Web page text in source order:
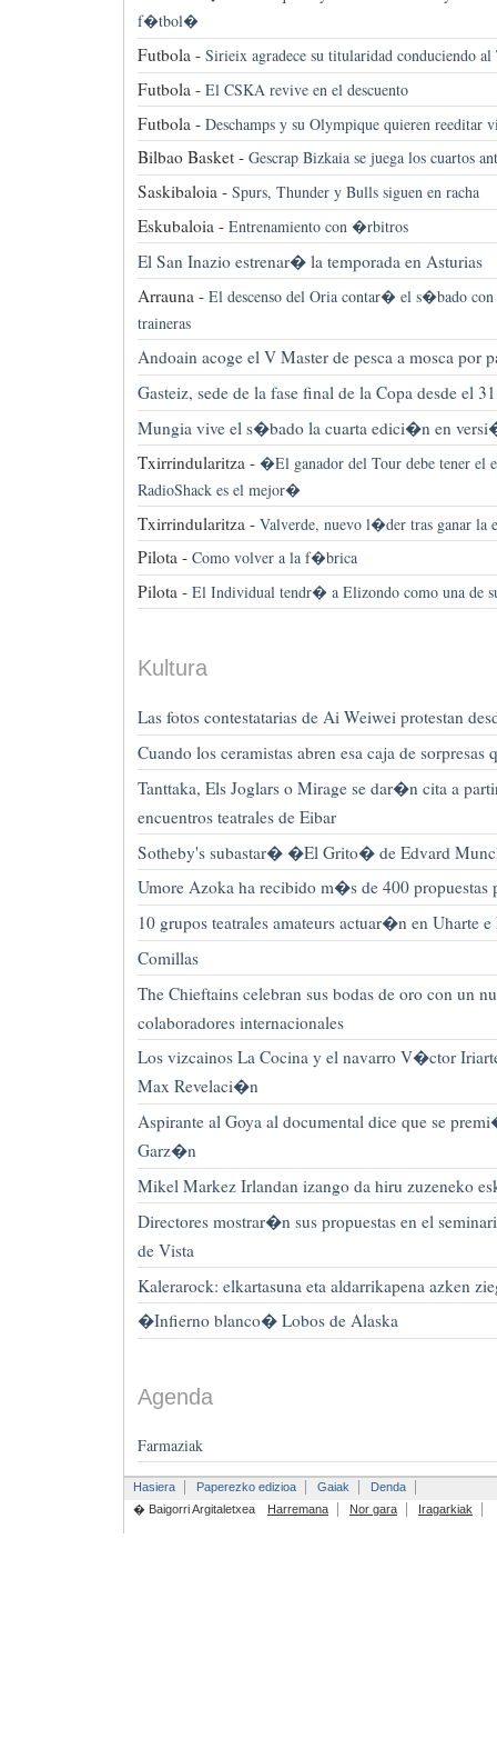
f�tbol�
Futbola - Sirieix agradece su titularidad conduciendo
Futbola - El CSKA revive en el descuento
Futbola - Deschamps y su Olympique quieren reeditar
Bilbao Basket - Gescrap Bizkaia se juega los cuartos
Saskibaloia - Spurs, Thunder y Bulls siguen en racha
Eskubaloia - Entrenamiento con �rbitros
El San Inazio estrenar� la temporada en Asturias
Arrauna - El descenso del Oria contar� el s�bado
traineras
Andoain acoge el V Master de pesca a mosca por
Gasteiz, sede de la fase final de la Copa desde el
Mungia vive el s�bado la cuarta edici�n en
Txirrindularitza - �El ganador del Tour debe tener
RadioShack es el mejor�
Txirrindularitza - Valverde, nuevo l�der tras ganar la
Pilota - Como volver a la f�brica
Pilota - El Individual tendr� a Elizondo como una de
Kultura
Las fotos contestatarias de Ai Weiwei protestan
Cuando los ceramistas abren esa caja de sorpresas
Tanttaka, Els Joglars o Mirage se dar�n cita a
encuentros teatrales de Eibar
Sotheby's subastar� �El Grito� de Edvard
Umore Azoka ha recibido m�s de 400
10 grupos teatrales amateurs actuar�n en Uharte
Comillas
The Chieftains celebran sus bodas de oro con un
colaboradores internacionales
Los vizcainos La Cocina y el navarro V�ctor
Max Revelaci�n
Aspirante al Goya al documental dice que se
Garz�n
Mikel Markez Irlandan izango da hiru zuzeneko
Directores mostrar�n sus propuestas en el
de Vista
Kalerarock: elkartasuna eta aldarrikapena azken
�Infierno blanco� Lobos de Alaska
Agenda
Farmaziak
Hasiera Paperezko edizioa Gaiak
Denda
� Baigorri Argitaletxea
Harremana Nor gara Iragarkiak